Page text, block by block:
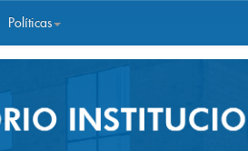
Políticas